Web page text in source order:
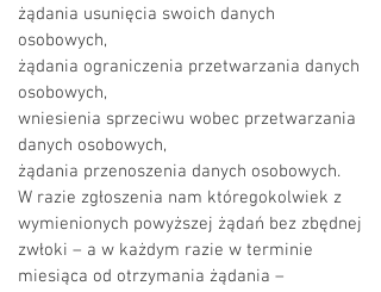
żądania usunięcia swoich danych
osobowych,
żądania ograniczenia przetwarzania danych
osobowych,
wniesienia sprzeciwu wobec przetwarzania
danych osobowych,
żądania przenoszenia danych osobowych.
W razie zgłoszenia nam któregokolwiek z
wymienionych powyższej żądań bez zbędnej
zwłoki – a w każdym razie w terminie
miesiąca od otrzymania żądania –